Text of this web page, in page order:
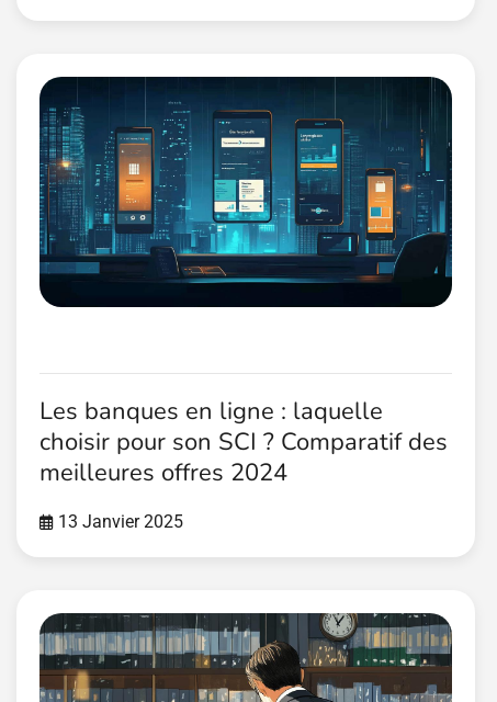
Les banques en ligne : laquelle
choisir pour son SCI ? Comparatif des
meilleures offres 2024
13 Janvier 2025